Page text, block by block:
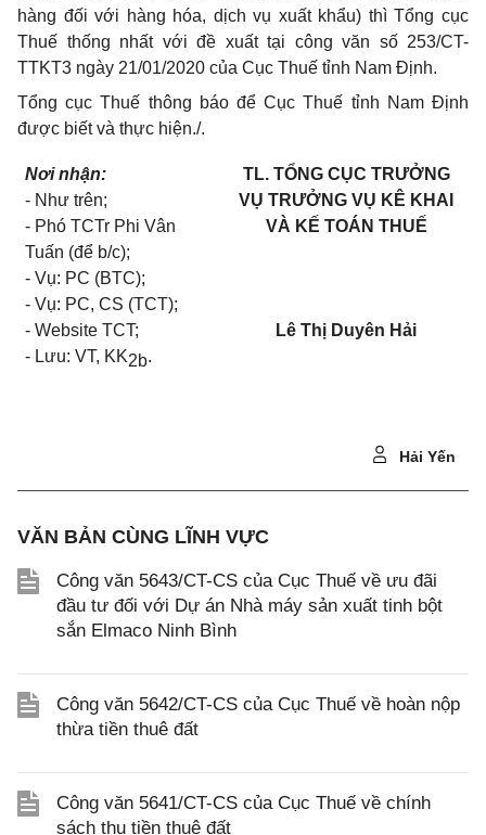
hàng đối với hàng hóa, dịch vụ xuất khẩu) thì Tổng cục
Thuế thống nhất với đề xuất tại công văn số 253/CT-
TTKT3 ngày 21/01/2020 của Cục Thuế tỉnh Nam Định.
Tổng cục Thuế thông báo để Cục Thuế tỉnh Nam Định
được biết và thực hiện./.
Nơi nhận:
- Như trên;
- Phó TCTr Phi Vân
Tuấn (để b/c);
- Vụ: PC (BTC);
- Vụ: PC, CS (TCT);
- Website TCT;
- Lưu: VT, KK2b.
TL. TỔNG CỤC TRƯỞNG
VỤ TRƯỞNG VỤ KÊ KHAI
VÀ KẾ TOÁN THUẾ
Lê Thị Duyên Hải
Hải Yến
VĂN BẢN CÙNG LĨNH VỰC
Công văn 5643/CT-CS của Cục Thuế về ưu đãi
đầu tư đối với Dự án Nhà máy sản xuất tinh bột
sắn Elmaco Ninh Bình
Công văn 5642/CT-CS của Cục Thuế về hoàn nộp
thừa tiền thuê đất
Công văn 5641/CT-CS của Cục Thuế về chính
sách thu tiền thuê đất